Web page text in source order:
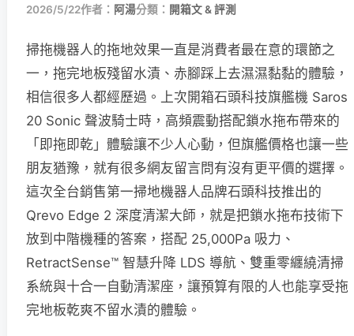
2026/5/22作者： 阿湯分類： 開箱文 & 評測
掃拖機器人的拖地效果一直是消費者最在意的環節之
一，拖完地板殘留水漬、赤腳踩上去濕濕黏黏的體驗，
相信很多人都經歷過。上次開箱石頭科技旗艦機 Saros
20 Sonic 聲波騎士時，高頻震動搭配鎖水拖布帶來的
「即拖即乾」體驗讓不少人心動，但旗艦價格也讓一些
朋友猶豫，就有很多網友留言問有沒有更平價的選擇。
這次全台銷售第一掃地機器人品牌石頭科技推出的
Qrevo Edge 2 深度清潔大師，就是把鎖水拖布技術下
放到中階機種的答案，搭配 25,000Pa 吸力、
RetractSense™ 智慧升降 LDS 導航、雙重零纏繞清掃
系統與十合一自動清潔座，讓預算有限的人也能享受拖
完地板乾爽不留水漬的體驗。